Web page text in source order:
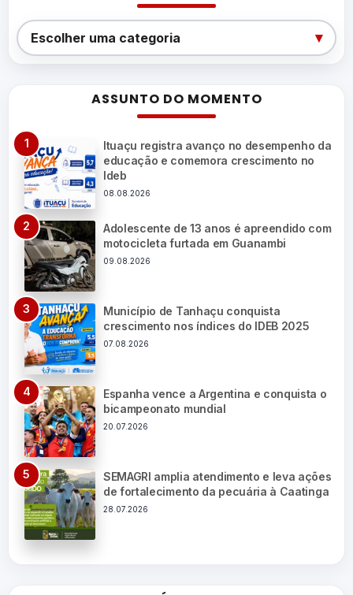
Categorias
Escolher uma categoria ▾
ASSUNTO DO MOMENTO
Ituaçu registra avanço no desempenho da
educação e comemora crescimento no
Ideb
08.08.2026
Adolescente de 13 anos é apreendido com
motocicleta furtada em Guanambi
09.08.2026
Município de Tanhaçu conquista
crescimento nos índices do IDEB 2025
07.08.2026
Espanha vence a Argentina e conquista o
bicampeonato mundial
20.07.2026
SEMAGRI amplia atendimento e leva ações
de fortalecimento da pecuária à Caatinga
28.07.2026